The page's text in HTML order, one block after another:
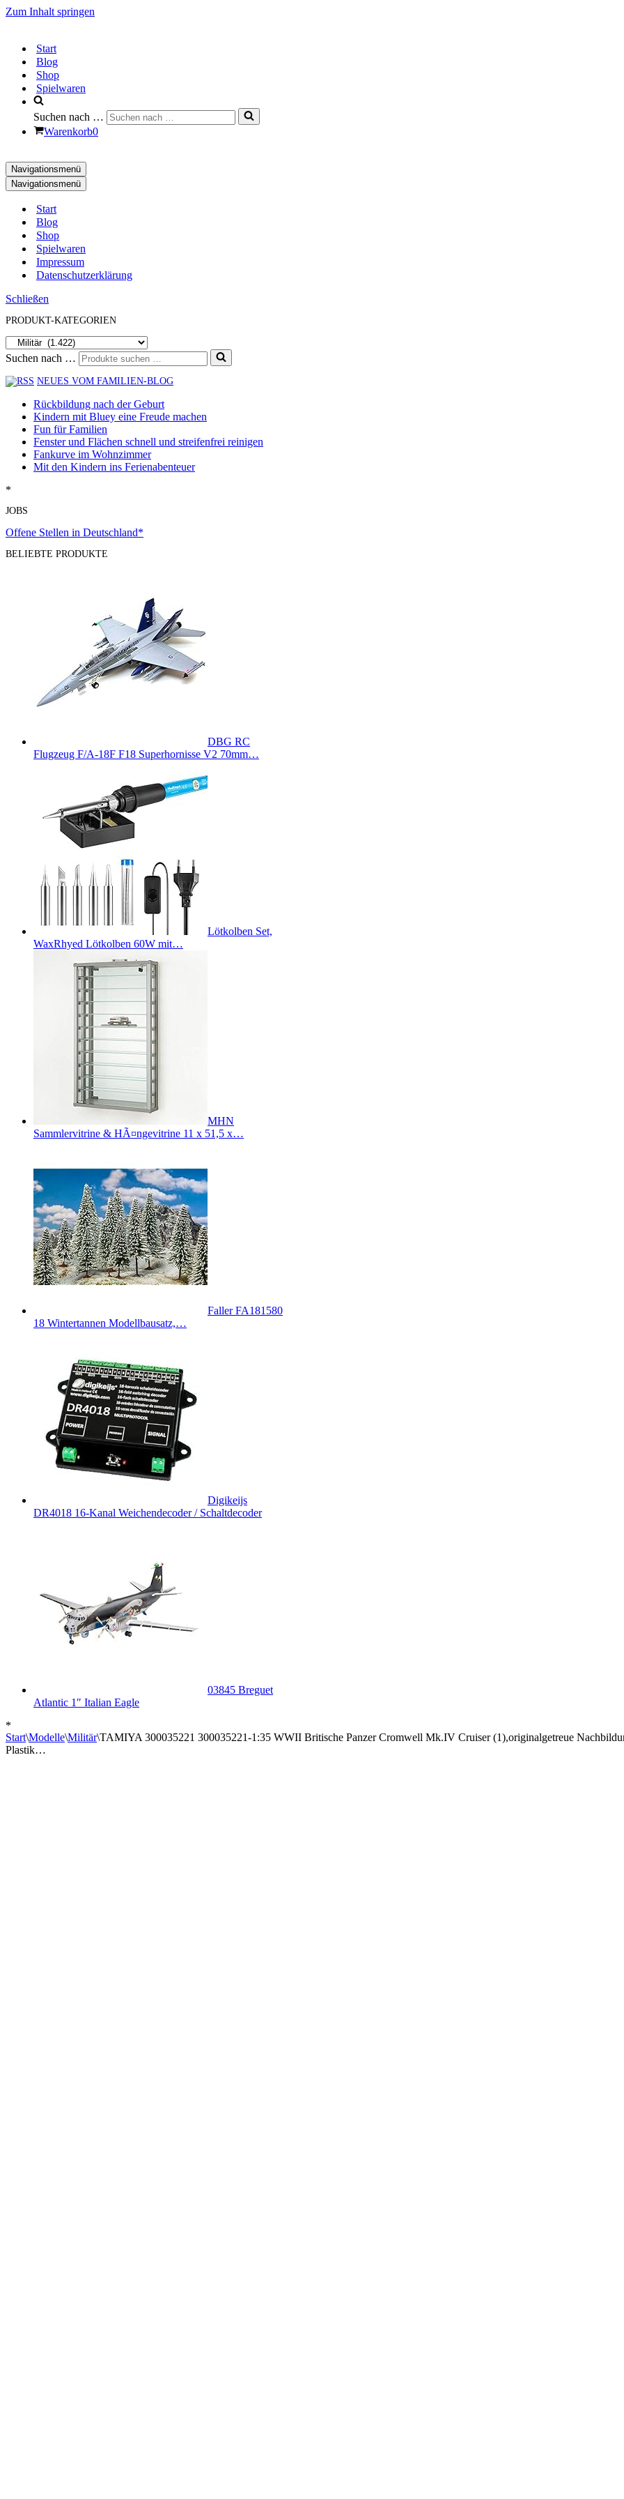
Zum Inhalt springen
Start
Blog
Shop
Spielwaren
Suchen nach …
Warenkorb0
Navigationsmenü
Navigationsmenü
Start
Blog
Shop
Spielwaren
Impressum
Datenschutzerklärung
Schließen
PRODUKT-KATEGORIEN
Suchen nach …
NEUES VOM FAMILIEN-BLOG
Rückbildung nach der Geburt
Kindern mit Bluey eine Freude machen
Fun für Familien
Fenster und Flächen schnell und streifenfrei reinigen
Fankurve im Wohnzimmer
Mit den Kindern ins Ferienabenteuer
*
JOBS
Offene Stellen in Deutschland*
BELIEBTE PRODUKTE
DBG RC
Flugzeug F/A-18F F18 Superhornisse V2 70mm…
Lötkolben Set,
WaxRhyed Lötkolben 60W mit…
MHN
Sammlervitrine & HÃ¤ngevitrine 11 x 51,5 x…
Faller FA181580
18 Wintertannen Modellbausatz,…
Digikeijs
DR4018 16-Kanal Weichendecoder / Schaltdecoder
03845 Breguet
Atlantic 1″ Italian Eagle
*
Start\Modelle\Militär\TAMIYA 300035221 300035221-1:35 WWII Britische Panzer Cromwell Mk.IV Cruiser (1),originalgetreue
Plastik…